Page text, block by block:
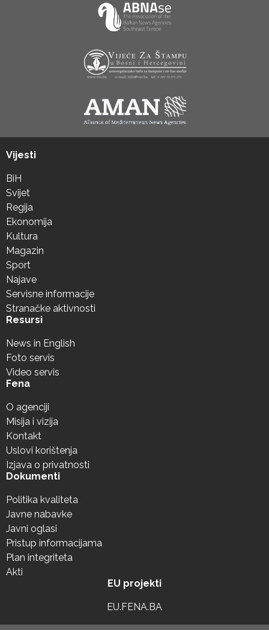
Vijesti
BiH
Svijet
Regija
Ekonomija
Kultura
Magazin
Sport
Najave
Servisne informacije
Stranačke aktivnosti
Resursi
News in English
Foto servis
Video servis
Fena
O agenciji
Misija i vizija
Kontakt
Uslovi korištenja
Izjava o privatnosti
Dokumenti
Politika kvaliteta
Javne nabavke
Javni oglasi
Pristup informacijama
Plan integriteta
Akti
EU projekti
EU.FENA.BA